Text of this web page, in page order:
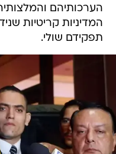
הערכותיהם
המדיניות קריטיות
תפקידם שולי.